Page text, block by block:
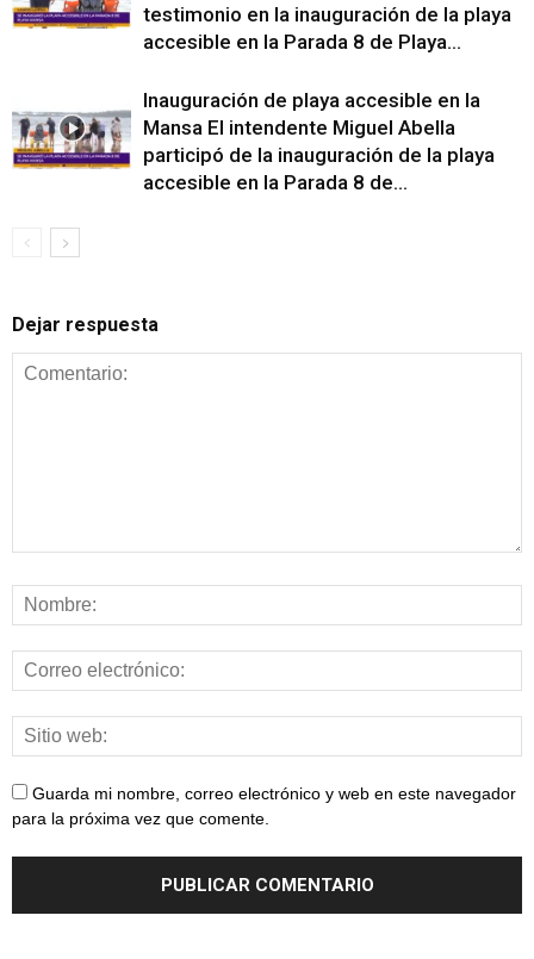
testimonio en la inauguración de la playa
accesible en la Parada 8 de Playa...
Inauguración de playa accesible en la
Mansa El intendente Miguel Abella
participó de la inauguración de la playa
accesible en la Parada 8 de...
Dejar respuesta
Guarda mi nombre, correo electrónico y web en este navegador
para la próxima vez que comente.